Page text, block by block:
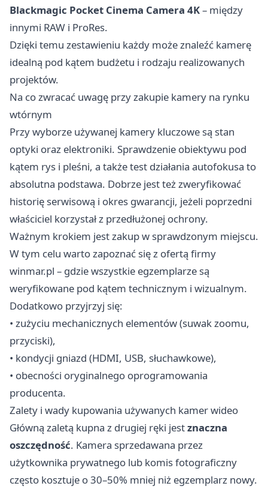
Blackmagic Pocket Cinema Camera 4K– między
innymi RAW i ProRes.
Dzięki temu zestawieniu każdy może znaleźć kamerę
idealną pod kątem budżetu i rodzaju realizowanych
projektów.
Na co zwracać uwagę przy zakupie kamery na rynku
wtórnym
Przy wyborze używanej kamery kluczowe są stan
optyki oraz elektroniki. Sprawdzenie obiektywu pod
kątem rys i pleśni, a także test działania autofokusa to
absolutna podstawa. Dobrze jest też zweryfikować
historię serwisową i okres gwarancji, jeżeli poprzedni
właściciel korzystał z przedłużonej ochrony.
Ważnym krokiem jest zakup w sprawdzonym miejscu.
W tym celu warto zapoznać się z ofertą firmy
winmar.pl – gdzie wszystkie egzemplarze są
weryfikowane pod kątem technicznym i wizualnym.
Dodatkowo przyjrzyj się:
• zużyciu mechanicznych elementów (suwak zoomu,
przyciski),
• kondycji gniazd (HDMI, USB, słuchawkowe),
• obecności oryginalnego oprogramowania
producenta.
Zalety i wady kupowania używanych kamer wideo
Główną zaletą kupna z drugiej ręki jestznaczna
oszczędność. Kamera sprzedawana przez
użytkownika prywatnego lub komis fotograficzny
często kosztuje o 30–50% mniej niż egzemplarz nowy.